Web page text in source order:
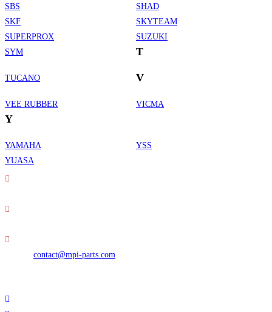
SBS
SHAD
SKF
SKYTEAM
SUPERPROX
SUZUKI
SYM
T
TUCANO V
VEE RUBBER VICMA
Y
YAMAHA
YSS
YUASA
contact@mpi-parts.com